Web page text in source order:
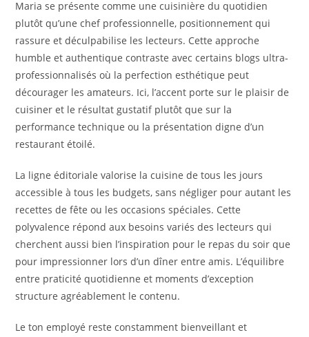
Maria se présente comme une cuisinière du quotidien
plutôt qu’une chef professionnelle, positionnement qui
rassure et déculpabilise les lecteurs. Cette approche
humble et authentique contraste avec certains blogs ultra-
professionnalisés où la perfection esthétique peut
décourager les amateurs. Ici, l’accent porte sur le plaisir de
cuisiner et le résultat gustatif plutôt que sur la
performance technique ou la présentation digne d’un
restaurant étoilé.
La ligne éditoriale valorise la cuisine de tous les jours
accessible à tous les budgets, sans négliger pour autant les
recettes de fête ou les occasions spéciales. Cette
polyvalence répond aux besoins variés des lecteurs qui
cherchent aussi bien l’inspiration pour le repas du soir que
pour impressionner lors d’un dîner entre amis. L’équilibre
entre praticité quotidienne et moments d’exception
structure agréablement le contenu.
Le ton employé reste constamment bienveillant et